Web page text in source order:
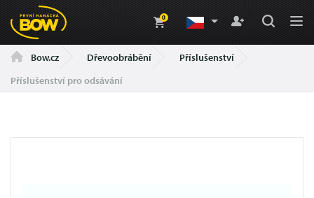
0
Bow.cz Dřevoobrábění
Příslušenství
Příslušenství pro odsávání